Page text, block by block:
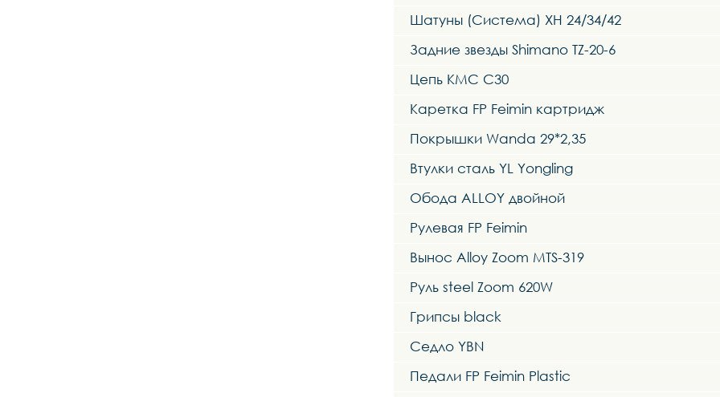
Шатуны (Система) XH 24/34/42
Задние звезды Shimano TZ-20-6
Цепь KMC C30
Каретка FP Feimin картридж
Покрышки Wanda 29*2,35
Втулки сталь YL Yongling
Обода ALLOY двойной
Рулевая FP Feimin
Вынос Alloy Zoom MTS-319
Руль steel Zoom 620W
Грипсы black
Седло YBN
Педали FP Feimin Plastic